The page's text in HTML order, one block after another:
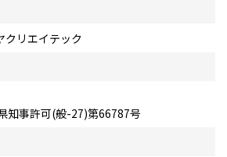
クリエイテック
知事許可(般-27)第66787号